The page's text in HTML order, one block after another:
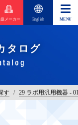
扱メーカー English
タログ
す / 29 ラボ用汎用機器 -